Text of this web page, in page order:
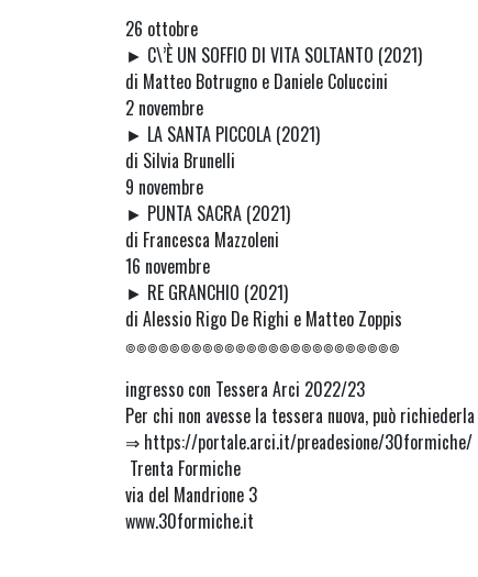
26 ottobre
► C\’È UN SOFFIO DI VITA SOLTANTO (2021)
di Matteo Botrugno e Daniele Coluccini
2 novembre
► LA SANTA PICCOLA (2021)
di Silvia Brunelli
9 novembre
► PUNTA SACRA (2021)
di Francesca Mazzoleni
16 novembre
► RE GRANCHIO (2021)
di Alessio Rigo De Righi e Matteo Zoppis
๏๏๏๏๏๏๏๏๏๏๏๏๏๏๏๏๏๏๏๏๏๏๏๏๏
ingresso con Tessera Arci 2022/23
Per chi non avesse la tessera nuova, può
⇒ https://portale.arci.it/preadesione/30formiche/
Trenta Formiche
via del Mandrione 3
www.30formiche.it